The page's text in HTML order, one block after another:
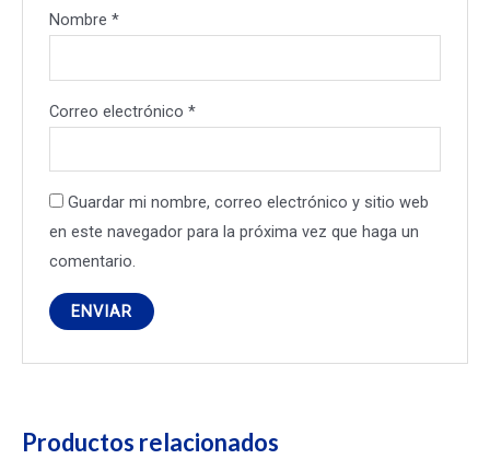
Nombre*
Correo electrónico*
Guardar mi nombre, correo electrónico y sitio web
en este navegador para la próxima vez que haga un
comentario.
Productos relacionados